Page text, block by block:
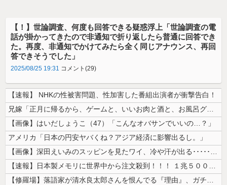
【！】世論調査、何度も回答できる疑惑浮上「世論調査の電
話が掛かってきたので非通知で折り返したら普通に回答でき
た。再度、非通知でかけてみたら全く同じアナウンス、再回
答できそうでした」
2025/08/25 19:31 コメント(29)
【速報】 NHKの性被害問題、性加害した番組出演者が衝撃告白！
兄嫁「正月に帰るから、ゲームと、いいお肉と酒と、お風呂グッズの準備しと...
【画像】はいだしょうこ（47）「こんなオバサンでいいの…？」
アメリカ「日本の円安ヤバくね？アジア経済に影響出るし。」
【画像】深田えいみのスッピンを見たワイ、冷や汗が出る････････...
【速報】日本製メモリに世界中から注文殺到！！！ １兆５０００億円で工場...
【修羅場】落語家が清水良太郎さんを恨んでる『理由』、ガチでヤバイ・・・...